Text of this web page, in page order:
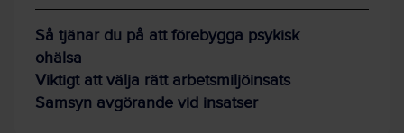
Så tjänar du på att förebygga psykisk
ohälsa
Viktigt att välja rätt arbetsmiljöinsats
Samsyn avgörande vid insatser